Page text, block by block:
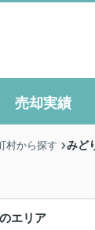
売却実績
村から探す みど
エリア